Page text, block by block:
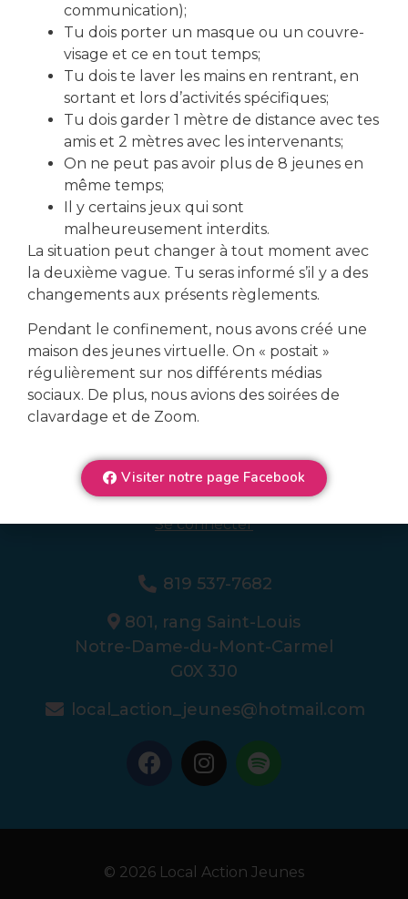
Veux-tu en connaître plus
sur nos services?
Nous contacter
Se connecter
819 537-7682
801, rang Saint-Louis
Notre-Dame-du-Mont-Carmel
G0X 3J0
local_action_jeunes@hotmail.com
© 2026 Local Action Jeunes
communication);
Tu dois porter un masque ou un couvre-
visage et ce en tout temps;
Tu dois te laver les mains en rentrant, en
sortant et lors d’activités spécifiques;
Tu dois garder 1 mètre de distance avec tes
amis et 2 mètres avec les intervenants;
On ne peut pas avoir plus de 8 jeunes en
même temps;
Il y certains jeux qui sont
malheureusement interdits.
La situation peut changer à tout moment avec
la deuxième vague. Tu seras informé s’il y a des
changements aux présents règlements.
Pendant le confinement, nous avons créé une
maison des jeunes virtuelle. On « postait »
régulièrement sur nos différents médias
sociaux. De plus, nous avions des soirées de
clavardage et de Zoom.
Visiter notre page Facebook